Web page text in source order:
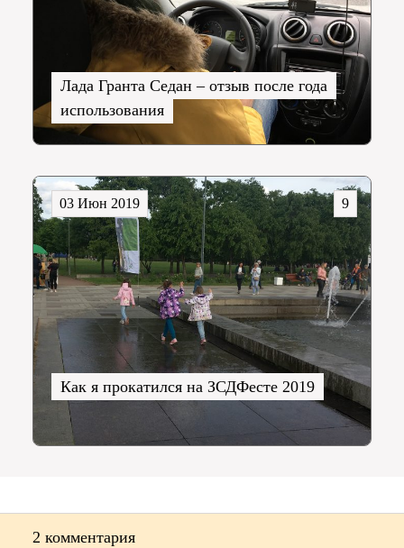
Лада Гранта Седан – отзыв после года
использования
Как я прокатился на ЗСДФесте 2019
9
03 Июн 2019
2 комментария